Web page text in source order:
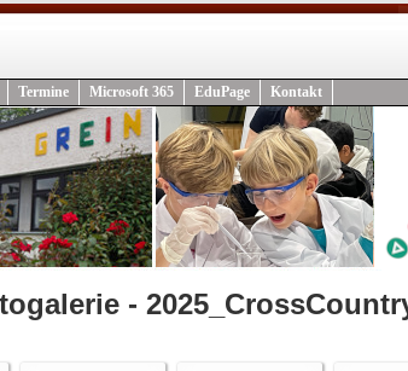
Termine Microsoft 365 EduPage Kontakt
-